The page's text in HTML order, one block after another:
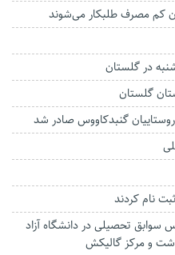
کم مصرف طلبکار می‌شوند
در گلستان
گلستان
100 رشته، براساس سوابق تحصیلی در دانشگاه آزاد
و مرکز گالیکش